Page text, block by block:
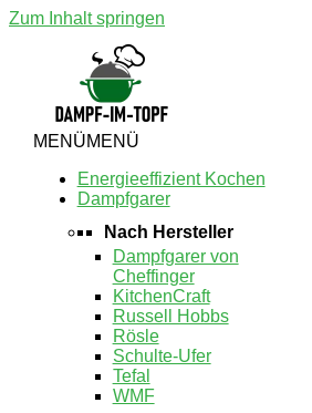
Zum Inhalt springen
MENÜMENÜ
Energieeffizient Kochen
Dampfgarer
Nach Hersteller
Dampfgarer von
Cheffinger
KitchenCraft
Russell Hobbs
Rösle
Schulte-Ufer
Tefal
WMF